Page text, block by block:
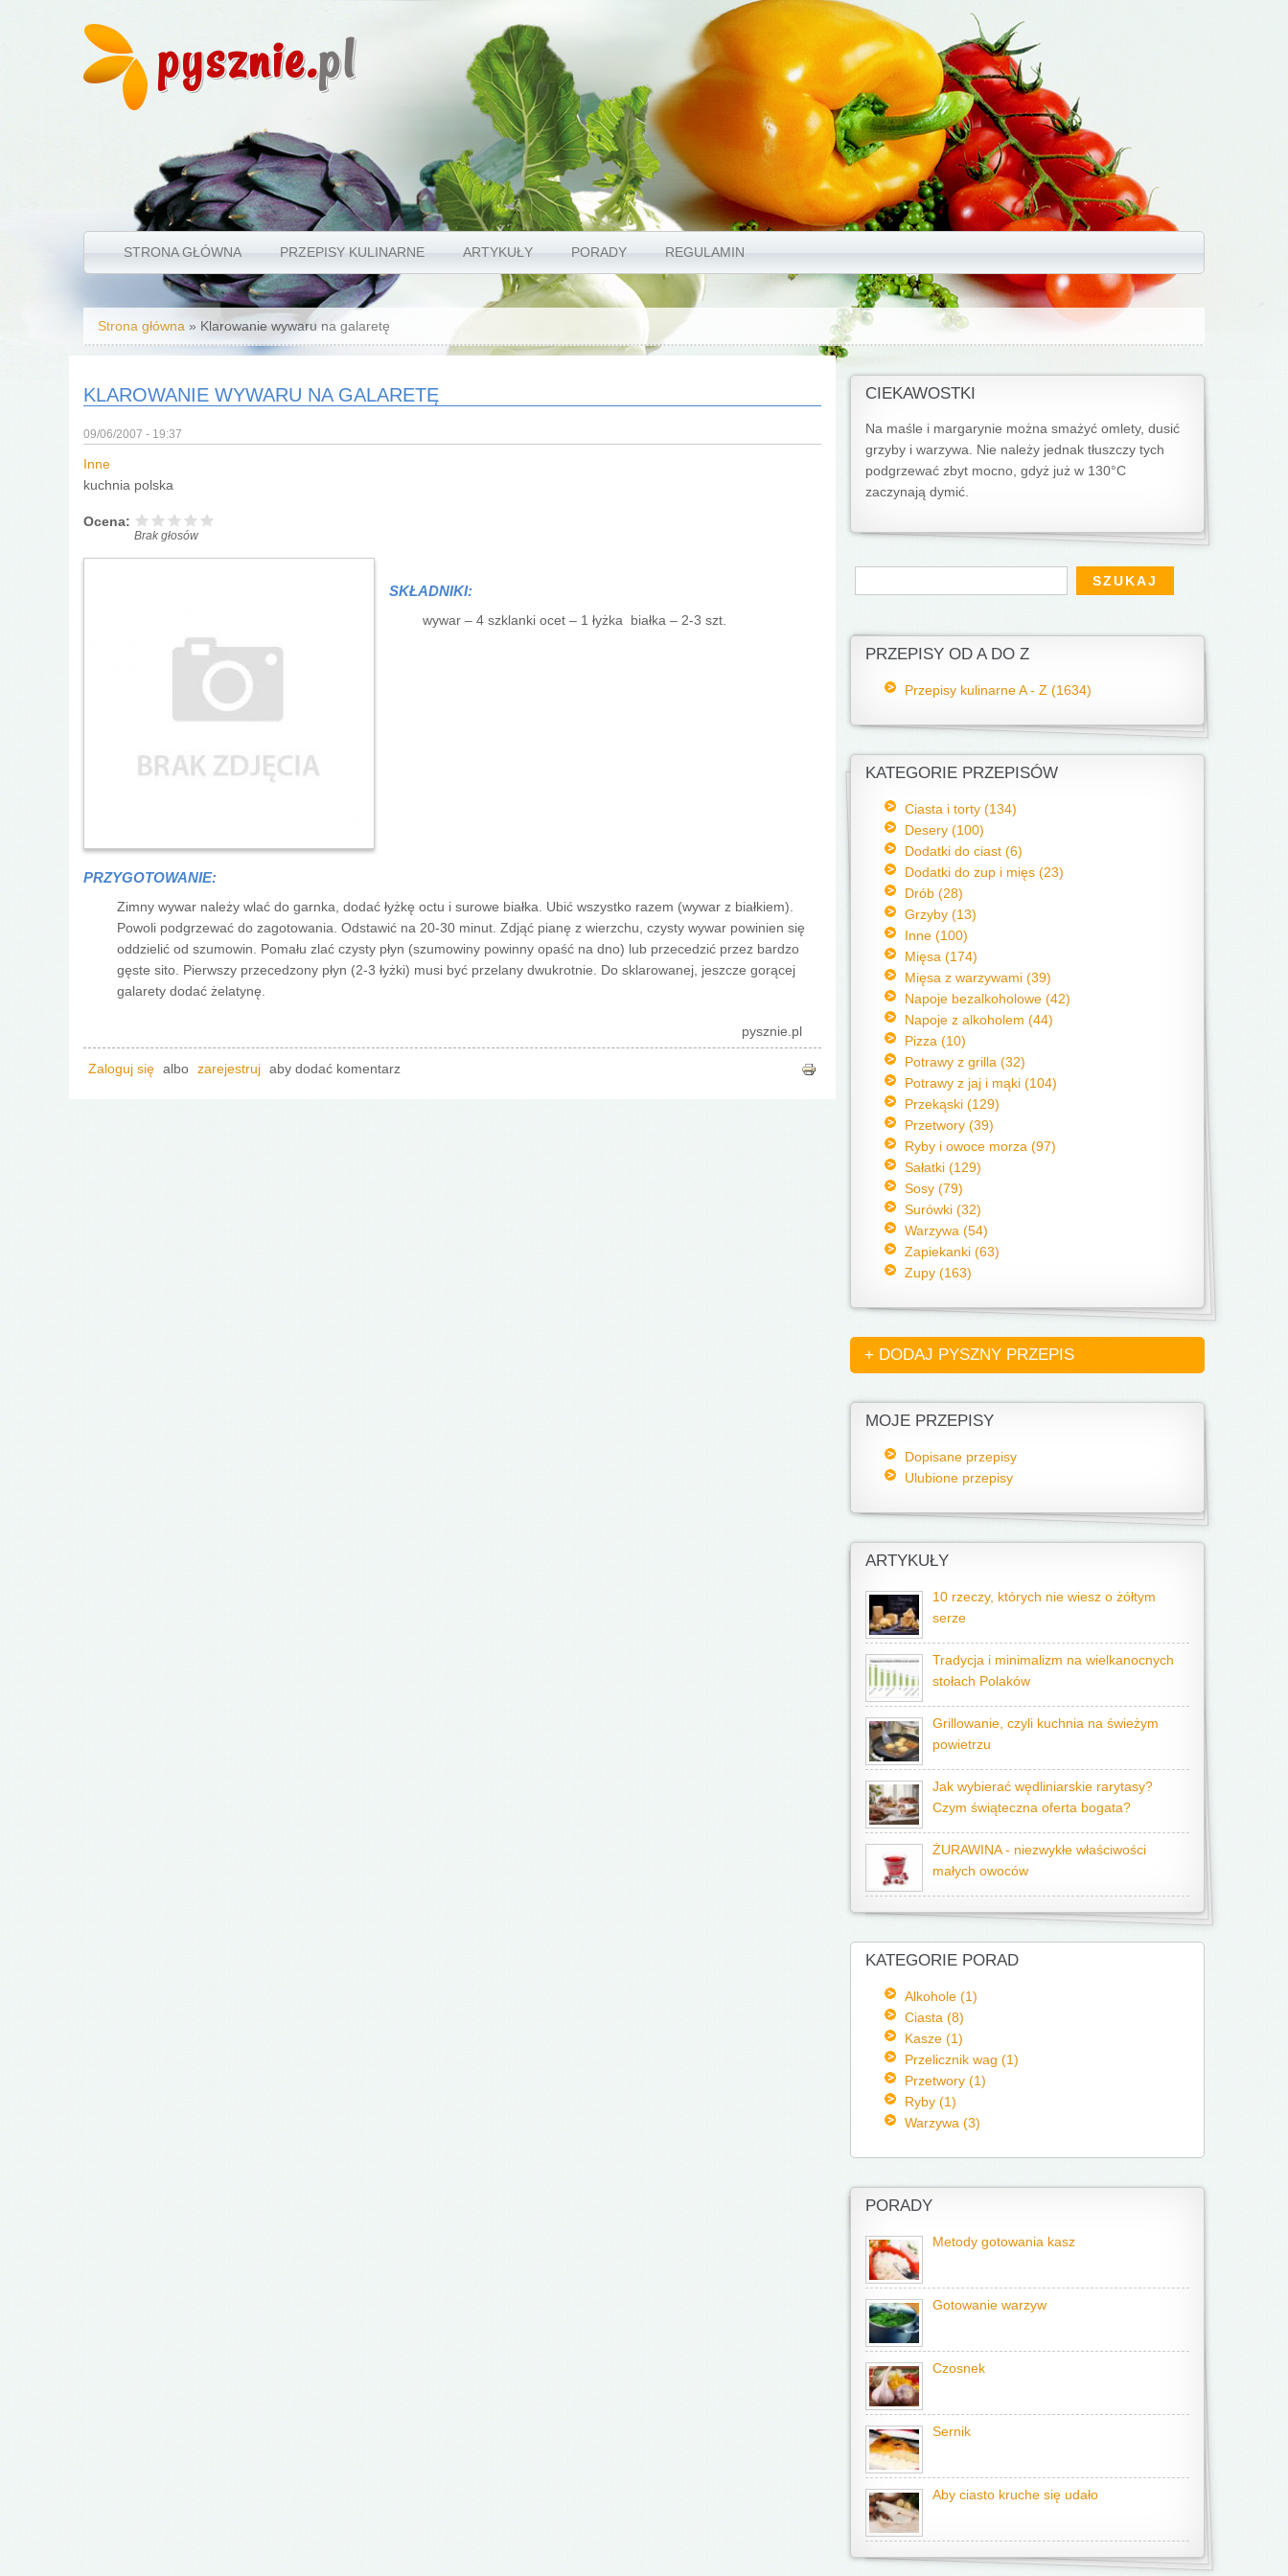
pysznie.pl
STRONA GŁÓWNA PRZEPISY KULINARNE ARTYKUŁY PORADY REGULAMIN
Jesteś tutaj
Strona główna » Klarowanie wywaru na galaretę
KLAROWANIE WYWARU NA GALARETĘ
09/06/2007 - 19:37
Inne
kuchnia polska
Ocena:
Brak głosów
SKŁADNIKI:
wywar – 4 szklanki ocet – 1 łyżka białka – 2-3 szt.
PRZYGOTOWANIE:
Zimny wywar należy wlać do garnka, dodać łyżkę octu i surowe białka. Ubić wszystko razem (wywar z białkiem).
Powoli podgrzewać do zagotowania. Odstawić na 20-30 minut. Zdjąć pianę z wierzchu, czysty wywar powinien się
oddzielić od szumowin. Pomału zlać czysty płyn (szumowiny powinny opaść na dno) lub przecedzić przez bardzo
gęste sito. Pierwszy przecedzony płyn (2-3 łyżki) musi być przelany dwukrotnie. Do sklarowanej, jeszcze gorącej
galarety dodać żelatynę.
pysznie.pl
Zaloguj się albo zarejestruj aby dodać komentarz
CIEKAWOSTKI
Na maśle i margarynie można smażyć omlety, dusić
grzyby i warzywa. Nie należy jednak tłuszczy tych
podgrzewać zbyt mocno, gdyż już w 130°C
zaczynają dymić.
Formularz wyszukiwania
Szukaj
PRZEPISY OD A DO Z
Przepisy kulinarne A - Z (1634)
KATEGORIE PRZEPISÓW
Ciasta i torty (134)
Desery (100)
Dodatki do ciast (6)
Dodatki do zup i mięs (23)
Drób (28)
Grzyby (13)
Inne (100)
Mięsa (174)
Mięsa z warzywami (39)
Napoje bezalkoholowe (42)
Napoje z alkoholem (44)
Pizza (10)
Potrawy z grilla (32)
Potrawy z jaj i mąki (104)
Przekąski (129)
Przetwory (39)
Ryby i owoce morza (97)
Sałatki (129)
Sosy (79)
Surówki (32)
Warzywa (54)
Zapiekanki (63)
Zupy (163)
+ DODAJ PYSZNY PRZEPIS
MOJE PRZEPISY
Dopisane przepisy
Ulubione przepisy
ARTYKUŁY
10 rzeczy, których nie wiesz o żółtym
serze
Tradycja i minimalizm na wielkanocnych
stołach Polaków
Grillowanie, czyli kuchnia na świeżym
powietrzu
Jak wybierać wędliniarskie rarytasy?
Czym świąteczna oferta bogata?
ŻURAWINA - niezwykłe właściwości
małych owoców
KATEGORIE PORAD
Alkohole (1)
Ciasta (8)
Kasze (1)
Przelicznik wag (1)
Przetwory (1)
Ryby (1)
Warzywa (3)
PORADY
Metody gotowania kasz
Gotowanie warzyw
Czosnek
Sernik
Aby ciasto kruche się udało